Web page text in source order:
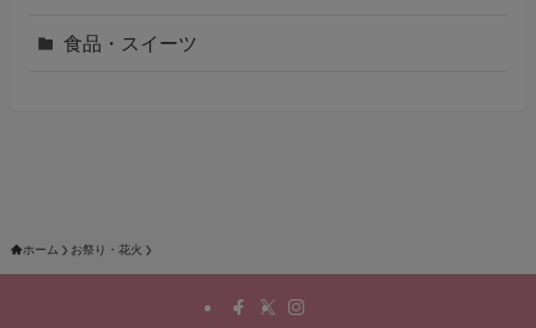
食品・スイーツ
ホーム お祭り・花火